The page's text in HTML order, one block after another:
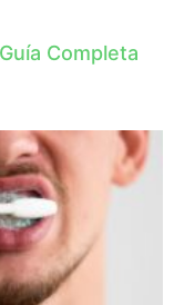
Completa